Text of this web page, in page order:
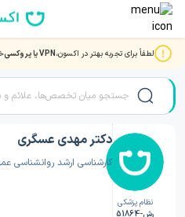
لطفاً برای تجربه بهتر در اکسون،VPN یا پروکسی صفحه اصلی/دکتر روانشناسی/دکتر مهدی
نظام پزشکی
رش-51864
دکتر مهدی عسگری
کارشناسی ارشد روانشناسی